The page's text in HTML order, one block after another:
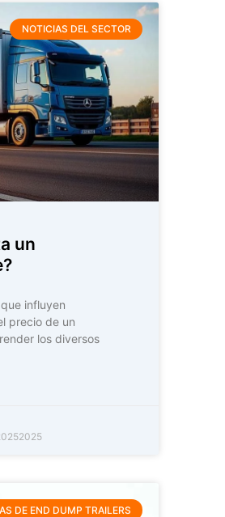
NOTICIAS DEL SECTOR
un
influyen
precio de un
los diversos
DE END DUMP TRAILERS